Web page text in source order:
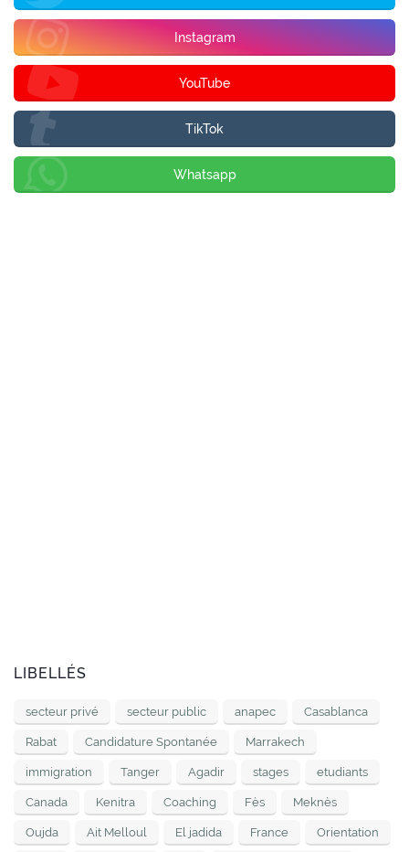
Instagram
YouTube
TikTok
Whatsapp
LIBELLÉS
secteur privé secteur public anapec Casablanca
Rabat Candidature Spontanée Marrakech
immigration Tanger Agadir stages etudiants
Canada Kenitra Coaching Fès Meknès
Oujda Ait Melloul El jadida France Orientation